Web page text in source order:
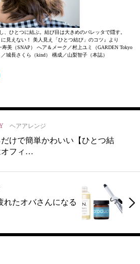
、ひとつに結ぶ。結び目は大きめのバレッタで隠す。
に見えない！ 美人見え「ひとつ結び」のコツ』より
美（SNAP） へア＆メーク／村上ユミ（GARDEN Tokyo
城長さくら（kind） 構成／山梨智子（本誌）
ヘアアレンジ
けで簡単かわいい【ひとつ結
オフィ…
れたオバさんになる